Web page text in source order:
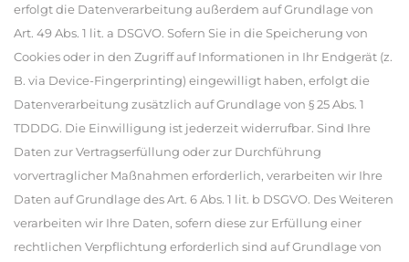
erfolgt die Datenverarbeitung außerdem auf Grundlage von
Art. 49 Abs. 1 lit. a DSGVO. Sofern Sie in die Speicherung von
Cookies oder in den Zugriff auf Informationen in Ihr Endgerät (z.
B. via Device-Fingerprinting) eingewilligt haben, erfolgt die
Datenverarbeitung zusätzlich auf Grundlage von § 25 Abs. 1
TDDDG. Die Einwilligung ist jederzeit widerrufbar. Sind Ihre
Daten zur Vertragserfüllung oder zur Durchführung
vorvertraglicher Maßnahmen erforderlich, verarbeiten wir Ihre
Daten auf Grundlage des Art. 6 Abs. 1 lit. b DSGVO. Des Weiteren
verarbeiten wir Ihre Daten, sofern diese zur Erfüllung einer
rechtlichen Verpflichtung erforderlich sind auf Grundlage von